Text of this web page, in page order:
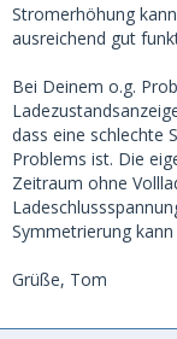
Stromerhöhung
ausreichend gut
Bei Deinem o.g.
dass eine schlechte
Problems ist. Die
Zeitraum ohne
Symmetrierung
Grüße, Tom